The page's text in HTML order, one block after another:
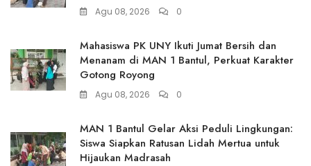
Agu 08, 2026 0
Mahasiswa PK UNY Ikuti Jumat Bersih dan
Menanam di MAN 1 Bantul, Perkuat Karakter
Gotong Royong
Agu 08, 2026 0
MAN 1 Bantul Gelar Aksi Peduli Lingkungan:
Siswa Siapkan Ratusan Lidah Mertua untuk
Hijaukan Madrasah